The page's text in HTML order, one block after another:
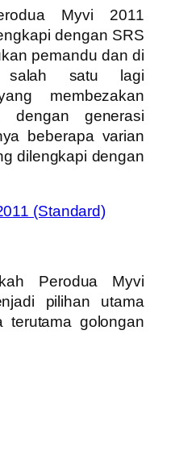
Myvi 2011
dengan SRS
pemandu dan di
salah satu lagi
membezakan
dengan generasi
beberapa varian
dilengkapi dengan
Perodua Myvi
pilihan utama
terutama golongan